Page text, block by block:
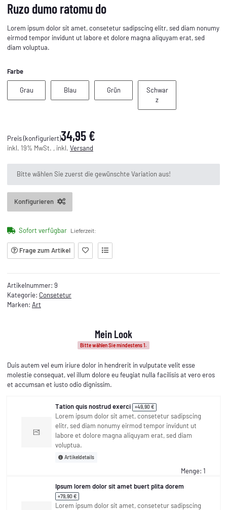
Ruzo dumo ratomu do
Lorem ipsum dolor sit amet, consetetur sadipscing elitr, sed diam nonumy
eirmod tempor invidunt ut labore et dolore magna aliquyam erat, sed
diam voluptua.
Farbe
GrauGrau BlauBlau GrünGrün
Schwar
zSchwarz
Preis (konfiguriert)34,95 €
inkl. 19% MwSt. , inkl. Versand
xBitte wählen Sie zuerst die gewünschte Variation aus!
Konfigurieren
Sofort verfügbar Lieferzeit:
Frage zum Artikel
Artikelnummer: 9
Kategorie: Consetetur
Marken: Art
Mein Look
Bitte wählen Sie mindestens 1.
Duis autem vel eum iriure dolor in hendrerit in vulputate velit esse
molestie consequat, vel illum dolore eu feugiat nulla facilisis at vero eros
et accumsan et iusto odio dignissim.
Tation quis nostrud exerci +49,90 €
Lorem ipsum dolor sit amet, consetetur sadipscing
elitr, sed diam nonumy eirmod tempor invidunt ut
labore et dolore magna aliquyam erat, sed diam
voluptua.
Artikeldetails
Menge: 1
Ipsum lorem dolor sit amet buert plita dorem
+79,90 €
Lorem ipsum dolor sit amet, consetetur sadipscing